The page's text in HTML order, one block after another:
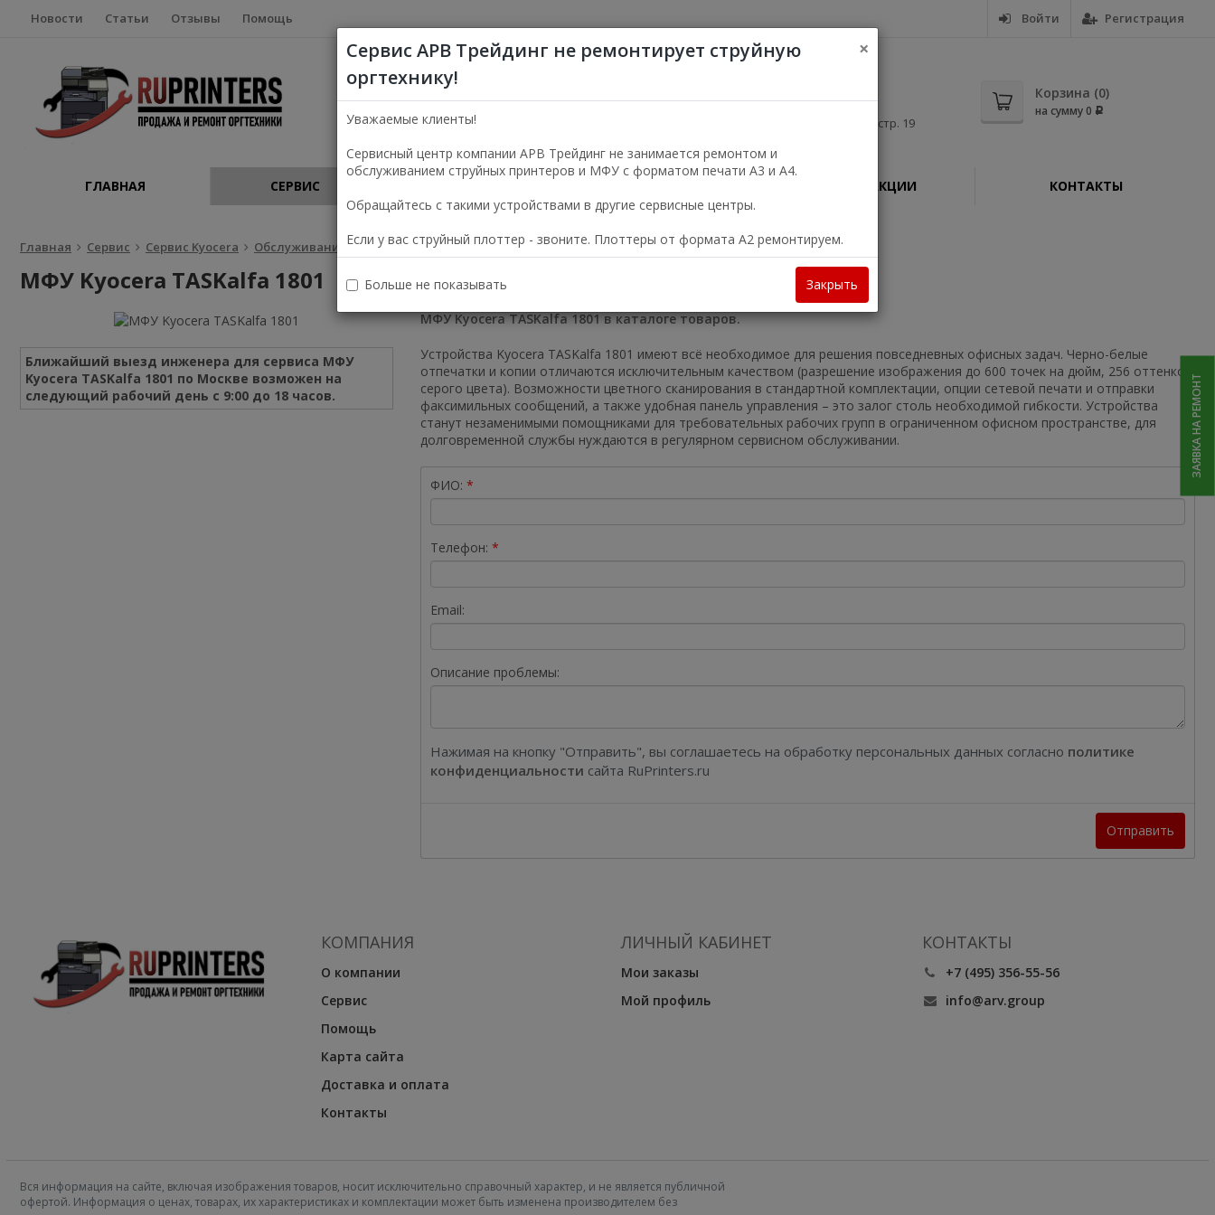
Войти Регистрация
Новости Статьи Отзывы Помощь
Пн—Пт 9:00—18:00
г. Москва, ул. Электродная, д. 11, стр. 19
Корзина (0)
на сумму0 Р
ГЛАВНАЯ СЕРВИС АКЦИИ КОНТАКТЫ
Главная Сервис Сервис Kyocera Обслуживание Kyocera в Москве Цифровые печатные машины МФУ Kyocera TASKalfa 1801
МФУ Kyocera TASKalfa 1801
Ближайший выезд инженера для сервиса МФУ
Kyocera TASKalfa 1801 по Москве возможен на
следующий рабочий день с 9:00 до 18 часов.
МФУ Kyocera TASKalfa 1801 в каталоге товаров.
Устройства Kyocera TASKalfa 1801 имеют всё необходимое для решения повседневных офисных задач. Черно-белые
отпечатки и копии отличаются исключительным качеством (разрешение изображения до 600 точек на дюйм, 256 оттенков
серого цвета). Возможности цветного сканирования в стандартной комплектации, опции сетевой печати и отправки
факсимильных сообщений, а также удобная панель управления – это залог столь необходимой гибкости. Устройства
станут незаменимыми помощниками для требовательных рабочих групп в ограниченном офисном пространстве, для
долговременной службы нуждаются в регулярном сервисном обслуживании.
ФИО:
Телефон:
Email:
Описание проблемы:
Нажимая на кнопку "Отправить", вы соглашаетесь на обработку персональных данных согласно политике
конфиденциальности сайта RuPrinters.ru
Отправить
ЗАЯВКА НА РЕМОНТ
КОМПАНИЯ
О компании
Сервис
Помощь
Карта сайта
Доставка и оплата
Контакты
ЛИЧНЫЙ КАБИНЕТ
Мои заказы
Мой профиль
КОНТАКТЫ
+7 (495) 356-55-56
info@arv.group
Вся информация на сайте, включая изображения товаров, носит исключительно справочный характер, и не является публичной
офертой. Информация о ценах, товарах, их характеристиках и комплектации может быть изменена производителем без
Сервис АРВ Трейдинг не ремонтирует струйную
оргтехнику!
×
Уважаемые клиенты!
Сервисный центр компании АРВ Трейдинг не занимается ремонтом и
обслуживанием струйных принтеров и МФУ с форматом печати А3 и А4.
Обращайтесь с такими устройствами в другие сервисные центры.
Если у вас струйный плоттер - звоните. Плоттеры от формата А2 ремонтируем.
Больше не показывать Закрыть